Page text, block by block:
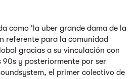
como 'la uber grande dama de la
referente para la comunidad
gracias a su vinculación con
90s y posteriormente por ser
el primer colectivo de